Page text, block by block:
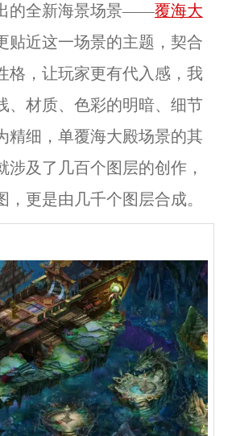
全新海景场景——覆海大
贴近这一场景的主题，契合
格，让玩家更有代入感，我
、材质、色彩的明暗、细节
精细，单覆海大殿场景的其
涉及了几百个图层的创作，
，更是由几千个图层合成。